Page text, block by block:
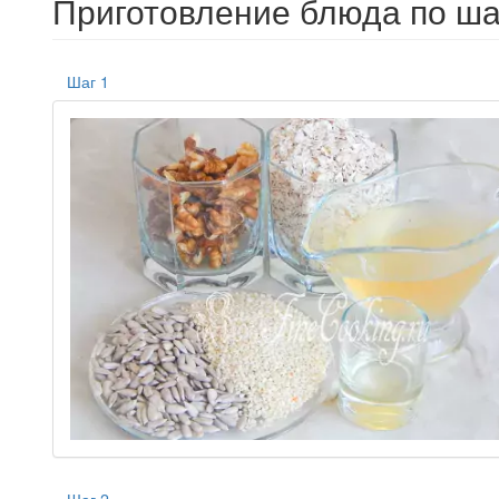
Приготовление блюда по
Шаг 1